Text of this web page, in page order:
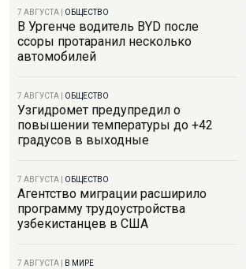
7 АВГУСТА ОБЩЕСТВО
В Ургенче водитель BYD после
ссоры протаранил несколько
автомобилей
7 АВГУСТА ОБЩЕСТВО
Узгидромет предупредил о
повышении температуры до +42
градусов в выходные
7 АВГУСТА ОБЩЕСТВО
Агентство миграции расширило
программу трудоустройства
узбекистанцев в США
7 АВГУСТА В МИРЕ